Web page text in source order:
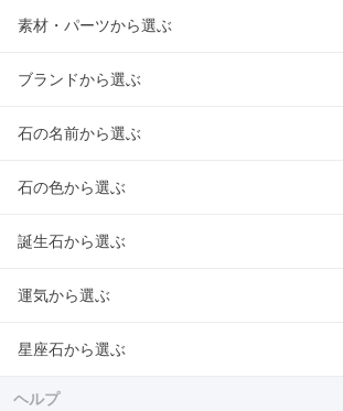
素材・パーツから選ぶ
ブランドから選ぶ
石の名前から選ぶ
石の色から選ぶ
誕生石から選ぶ
運気から選ぶ
星座石から選ぶ
ヘルプ